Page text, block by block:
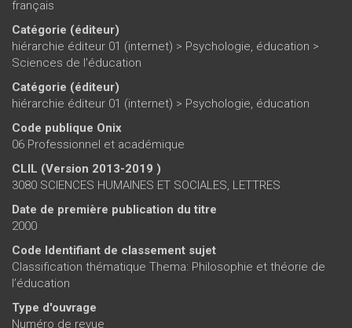
français
Catégorie (éditeur)
hiérarchie éditeur 01 (internet) > Psychologie, éducation >
Sciences de l'éducation
Catégorie (éditeur)
hiérarchie éditeur 01 (internet) > Psychologie, éducation
Code publique Onix
06 Professionnel et académique
CLIL (Version 2013-2019 )
3080 SCIENCES HUMAINES ET SOCIALES, LETTRES
Date de première publication du titre
2000
Code Identifiant de classement sujet
Classification thématique Thema: Philosophie et théorie de
l’éducation
Type d'ouvrage
Numéro de revue